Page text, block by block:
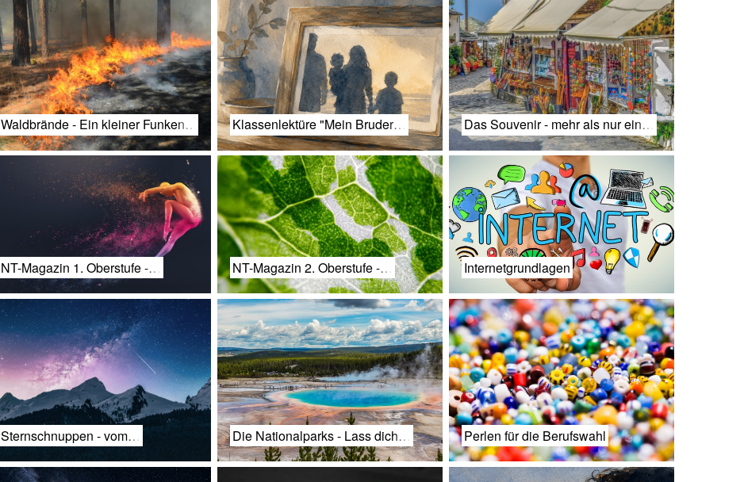
Waldbrände - Ein kleiner Funken… Klassenlektüre "Mein Bruder… Das Souvenir - mehr als nur ein…
NT-Magazin 1. Oberstufe -… NT-Magazin 2. Oberstufe -… Internetgrundlagen
Sternschnuppen - vom… Die Nationalparks - Lass dich… Perlen für die Berufswahl